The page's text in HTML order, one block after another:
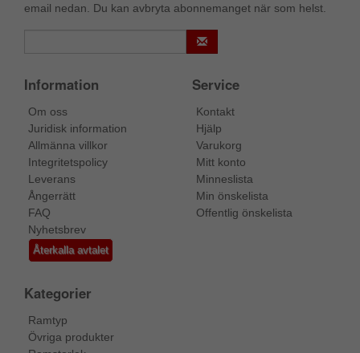
email nedan. Du kan avbryta abonnemanget när som helst.
Information
Om oss
Juridisk information
Allmänna villkor
Integritetspolicy
Leverans
Ångerrätt
FAQ
Nyhetsbrev
Återkalla avtalet
Service
Kontakt
Hjälp
Varukorg
Mitt konto
Minneslista
Min önskelista
Offentlig önskelista
Kategorier
Ramtyp
Övriga produkter